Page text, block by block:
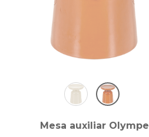
Mesa auxiliar Olympe